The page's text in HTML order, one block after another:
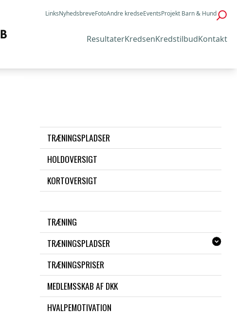
LinksNyhedsbreveFotoAndre kredseEventsProjekt Barn & Hund
ResultaterKredsenKredstilbudKontakt
TRÆNINGSPLADSER
HOLDOVERSIGT
KORTOVERSIGT
TRÆNING
TRÆNINGSPLADSER
TRÆNINGSPRISER
MEDLEMSSKAB AF DKK
HVALPEMOTIVATION